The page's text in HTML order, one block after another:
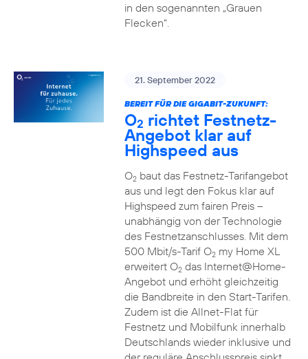
in den sogenannten „Grauen
Flecken“.
21. September 2022
BEREIT FÜR DIE GIGABIT-ZUKUNFT:
O2 richtet Festnetz-
Angebot klar auf
Highspeed aus
O2baut das Festnetz-Tarifangebot
aus und legt den Fokus klar auf
Highspeed zum fairen Preis –
unabhängig von der Technologie
des Festnetzanschlusses. Mit dem
500 Mbit/s-Tarif O2my Home XL
erweitert O2das Internet@Home-
Angebot und erhöht gleichzeitig
die Bandbreite in den Start-Tarifen.
Zudem ist die Allnet-Flat für
Festnetz und Mobilfunk innerhalb
Deutschlands wieder inklusive und